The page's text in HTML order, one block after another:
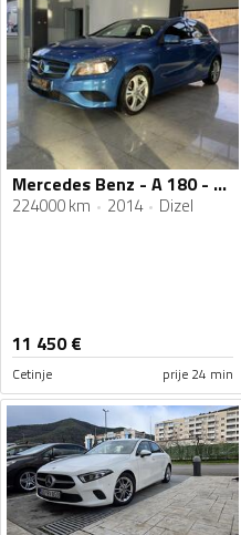
Mercedes Benz - A 180 - CDI
224000 km 2014 Dizel
11 450€
Cetinje prije 24 min